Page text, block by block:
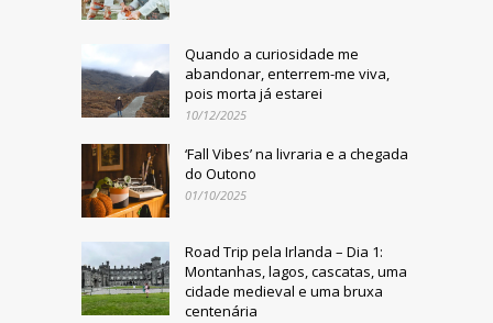
Quando a curiosidade me
abandonar, enterrem-me viva,
pois morta já estarei
10/12/2025
‘Fall Vibes’ na livraria e a chegada
do Outono
01/10/2025
Road Trip pela Irlanda – Dia 1:
Montanhas, lagos, cascatas, uma
cidade medieval e uma bruxa
centenária